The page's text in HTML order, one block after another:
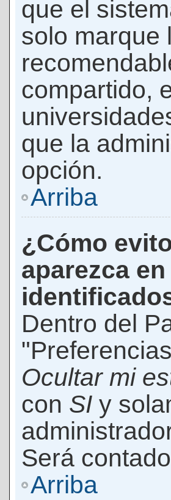
que el
solo marque
compartido,
que la
opción.
Arriba
¿Cómo
aparezca
Dentro del
Ocultar mi
con SI y
Será
Arriba